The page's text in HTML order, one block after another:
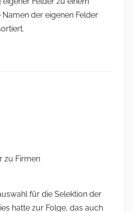
Namen der eigenen Felder
zu Firmen
für die Selektion der
hatte zur Folge, das auch